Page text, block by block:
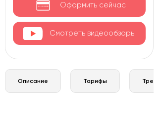
Оформить сейчас
Смотреть видеообзоры
Описание Тарифы